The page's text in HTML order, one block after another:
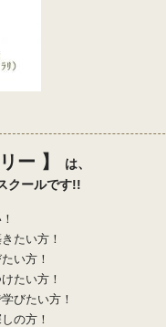
ー 】
は、
クールです!!
たい方！
い方！
たい方！
びたい方！
の方！